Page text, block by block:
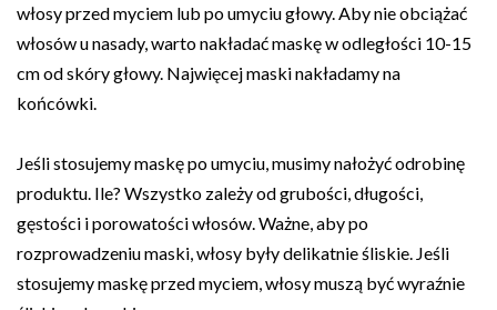
włosy przed myciem lub po umyciu głowy. Aby nie obciążać
włosów u nasady, warto nakładać maskę w odległości 10-15
cm od skóry głowy. Najwięcej maski nakładamy na
końcówki.
Jeśli stosujemy maskę po umyciu, musimy nałożyć odrobinę
produktu. Ile? Wszystko zależy od grubości, długości,
gęstości i porowatości włosów. Ważne, aby po
rozprowadzeniu maski, włosy były delikatnie śliskie. Jeśli
stosujemy maskę przed myciem, włosy muszą być wyraźnie